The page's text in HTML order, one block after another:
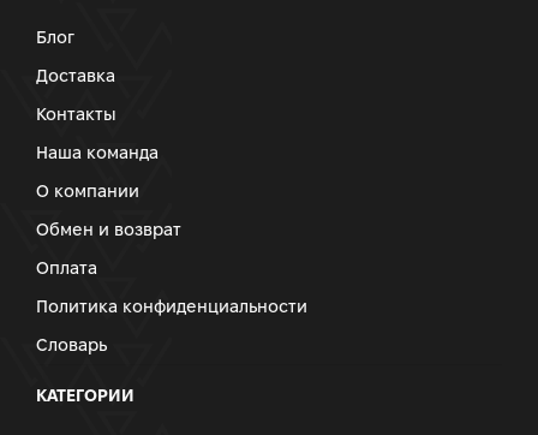
Блог
Доставка
Контакты
Наша команда
О компании
Обмен и возврат
Оплата
Политика конфиденциальности
Словарь
КАТЕГОРИИ